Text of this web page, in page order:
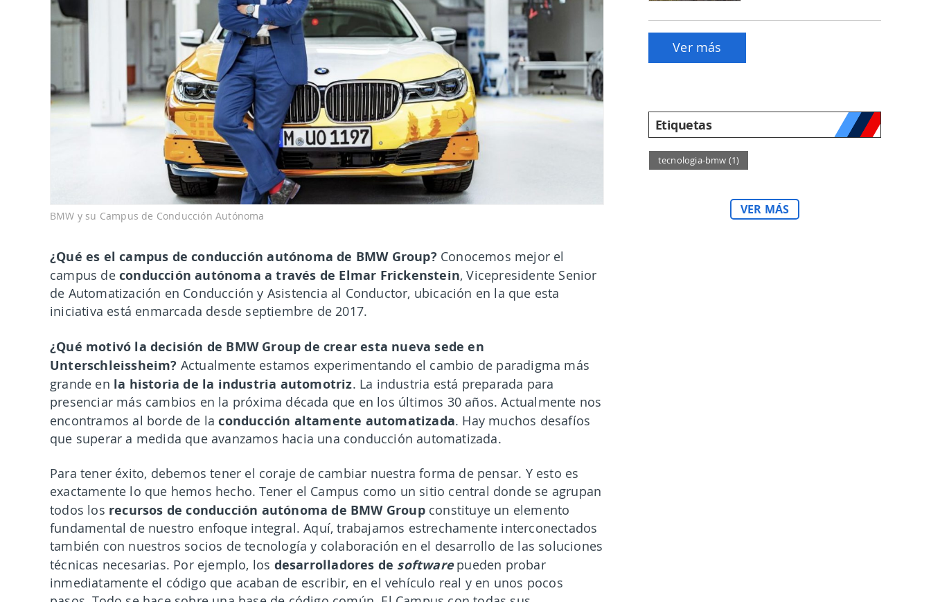
BMW y su Campus de Conducción Autónoma
¿Qué es el campus de conducción autónoma de BMW Group?Conocemos mejor el
campus deconducción autónoma a través de Elmar Frickenstein, Vicepresidente Senior
de Automatización en Conducción y Asistencia al Conductor, ubicación en la que esta
iniciativa está enmarcada desde septiembre de 2017.
¿Qué motivó la decisión de BMW Group de crear esta nueva sede en
Unterschleissheim? Actualmente estamos experimentando el cambio de paradigma más
grande en la historia de la industria automotriz. La industria está preparada para
presenciar más cambios en la próxima década que en los últimos 30 años. Actualmente nos
encontramos al borde de la conducción altamente automatizada. Hay muchos desafíos
que superar a medida que avanzamos hacia una conducción automatizada.
Para tener éxito, debemos tener el coraje de cambiar nuestra forma de pensar. Y esto es
exactamente lo que hemos hecho. Tener el Campus como un sitio central donde se agrupan
todos los recursos de conducción autónoma de BMW Groupconstituye un elemento
fundamental de nuestro enfoque integral. Aquí, trabajamos estrechamente interconectados
también con nuestros socios de tecnología y colaboración en el desarrollo de las soluciones
técnicas necesarias. Por ejemplo, los desarrolladores de softwarepueden probar
inmediatamente el código que acaban de escribir, en el vehículo real y en unos pocos
Ver más
Etiquetas
tecnologia-bmw (1)
VER MÁS